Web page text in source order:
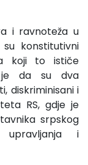
i ravnoteža u
konstitutivni
koji to ističe
je da su dva
diskriminisani i
RS, gdje je
srpskog
i